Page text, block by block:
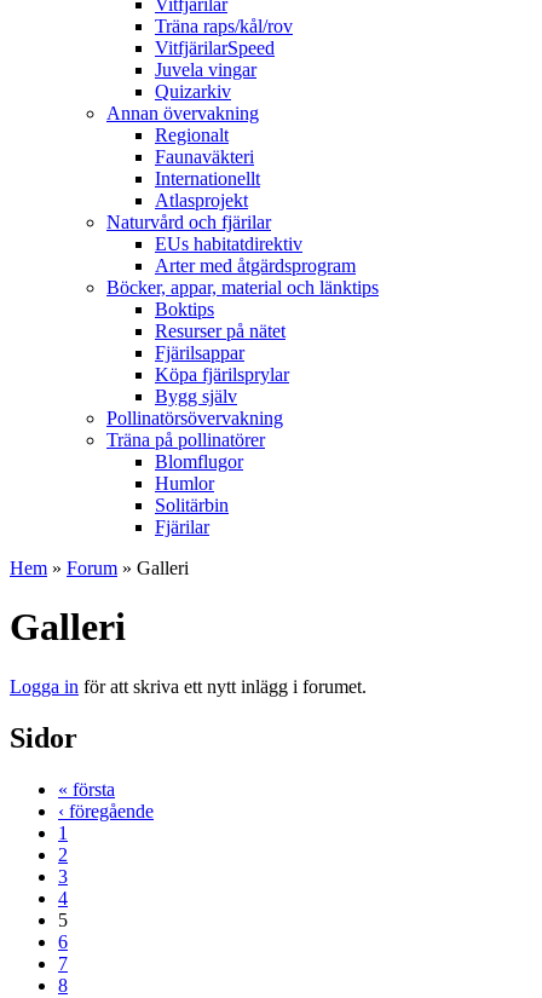
Träna raps/kål/rov
VitfjärilarSpeed
Juvela vingar
Quizarkiv
Annan övervakning
Regionalt
Faunaväkteri
Internationellt
Atlasprojekt
Naturvård och fjärilar
EUs habitatdirektiv
Arter med åtgärdsprogram
Böcker, appar, material och länktips
Boktips
Resurser på nätet
Fjärilsappar
Köpa fjärilsprylar
Bygg själv
Pollinatörsövervakning
Träna på pollinatörer
Blomflugor
Humlor
Solitärbin
Fjärilar
Hem » Forum » Galleri
Galleri
Logga in för att skriva ett nytt inlägg i forumet.
Sidor
« första
‹ föregående
1
2
3
4
5
6
7
8